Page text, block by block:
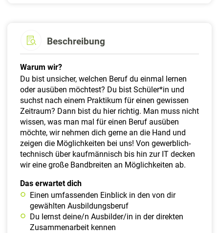
Beschreibung
Warum wir?
Du bist unsicher, welchen Beruf du einmal lernen
oder ausüben möchtest? Du bist Schüler*in und
suchst nach einem Praktikum für einen gewissen
Zeitraum? Dann bist du hier richtig. Man muss nicht
wissen, was man mal für einen Beruf ausüben
möchte, wir nehmen dich gerne an die Hand und
zeigen die Möglichkeiten bei uns! Von gewerblich-
technisch über kaufmännisch bis hin zur IT decken
wir eine große Bandbreiten an Möglichkeiten ab.
Das erwartet dich
Einen umfassenden Einblick in den von dir
gewählten Ausbildungsberuf
Du lernst deine/n Ausbilder/in in der direkten
Zusammenarbeit kennen